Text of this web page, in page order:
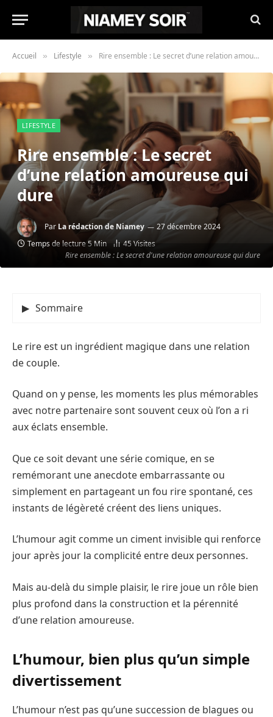
Accueil » Lifestyle » Rire ensemble : Le secret d’une relation amoureuse qui dure
Rire ensemble : Le secret d'une relation amoureuse qui dure
LIFESTYLE
Rire ensemble : Le secret
d’une relation amoureuse qui
dure
Par La rédaction de Niamey
27 décembre 2024
Temps de lecture 5 Min
45 Visites
Sommaire
Le rire est un ingrédient magique dans une relation
de couple.
Quand on y pense, les moments les plus mémorables
avec notre partenaire sont souvent ceux où l’on a ri
aux éclats ensemble.
Que ce soit devant une série comique, en se
remémorant une anecdote embarrassante ou
simplement en partageant un fou rire spontané, ces
instants de légèreté créent des liens uniques.
L’humour agit comme un ciment invisible qui renforce
jour après jour la complicité entre deux personnes.
Mais au-delà du simple plaisir, le rire joue un rôle bien
plus profond dans la construction et la pérennité
d’une relation amoureuse.
L’humour, bien plus qu’un simple
divertissement
L’humour n’est pas qu’une succession de blagues ou